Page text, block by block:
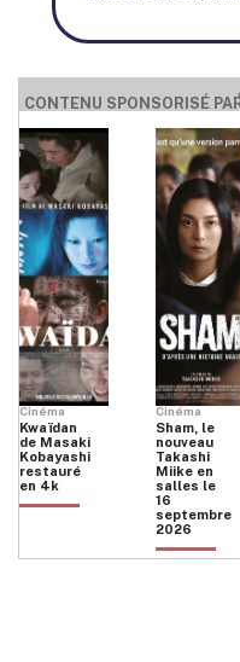
CONTENU SPONSORISÉ
Cinéma
Kwaïdan
de Masaki
Kobayashi
restauré
en 4k
Cinéma
Sham, le
nouveau
Takashi
Miike en
salles le
16
septembre
2026